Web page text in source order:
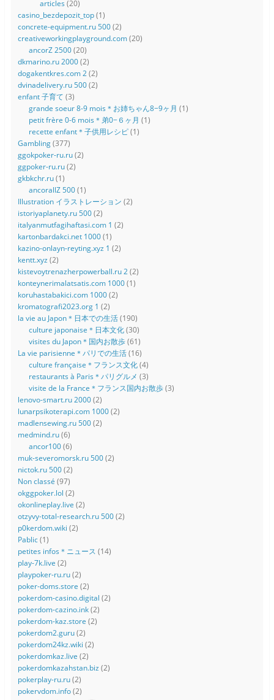
articles (20)
casino_bezdepozit_top(1)
concrete-equipment.ru 500(2)
creativeworkingplayground.com(20)
ancorZ 2500(20)
dkmarino.ru 2000(2)
dogakentkres.com 2(2)
dvinadelivery.ru 500(2)
enfant 子育て (3)
grande soeur 8-9 mois＊お姉ちゃん8−9ヶ月 (1)
petit frère 0-6 mois＊弟0−６ヶ月 (1)
recette enfant＊子供用レシピ(1)
Gambling(377)
ggokpoker-ru.ru(2)
ggpoker-ru.ru(2)
gkbkchr.ru(1)
ancorallZ 500(1)
Illustration イラストレーション (2)
istoriyaplanety.ru 500(2)
italyanmutfagihaftasi.com 1 (2)
kartonbardakci.net 1000(1)
kazino-onlayn-reyting.xyz 1 (2)
kentt.xyz (2)
kistevoytrenazherpowerball.ru 2(2)
konteynerimalatsatis.com 1000(1)
koruhastabakici.com 1000(2)
kromatografi2023.org 1 (2)
la vie au Japon＊日本での生活(190)
culture japonaise＊日本文化(30)
visites du Japon＊国内お散歩(61)
La vie parisienne＊パリでの生活(16)
culture française＊フランス文化(4)
restaurants à Paris＊パリグルメ (3)
visite de la France＊フランス国内お散歩(3)
lenovo-smart.ru 2000(2)
lunarpsikoterapi.com 1000(2)
madlensewing.ru 500(2)
medmind.ru(6)
ancor100(6)
muk-severomorsk.ru 500(2)
nictok.ru 500(2)
Non classé (97)
okggpoker.lol (2)
okonlineplay.live (2)
otzyvy-total-research.ru 500(2)
p0kerdom.wiki (2)
Pablic(1)
petites infos＊ニュース (14)
play-7k.live (2)
playpoker-ru.ru(2)
poker-doms.store (2)
pokerdom-casino.digital (2)
pokerdom-cazino.ink(2)
pokerdom-kaz.store (2)
pokerdom2.guru(2)
pokerdom24kz.wiki (2)
pokerdomkaz.live (2)
pokerdomkazahstan.biz (2)
pokerplay-ru.ru(2)
pokervdom.info(2)